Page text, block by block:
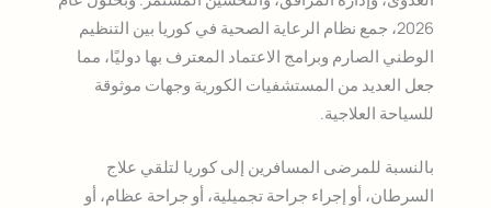
2026، جمع نظام الرعاية الصحية في كوريا بين التنظيم
الوطني الصارم وبرامج الاعتماد المعترف بها دوليًا، مما
جعل العديد من المستشفيات الكورية وجهات موثوقة
للسياحة العلاجية.
بالنسبة للمرضى المسافرين إلى كوريا لتلقي علاج
السرطان، أو إجراء جراحة تجميلية، أو جراحة عظام، أو